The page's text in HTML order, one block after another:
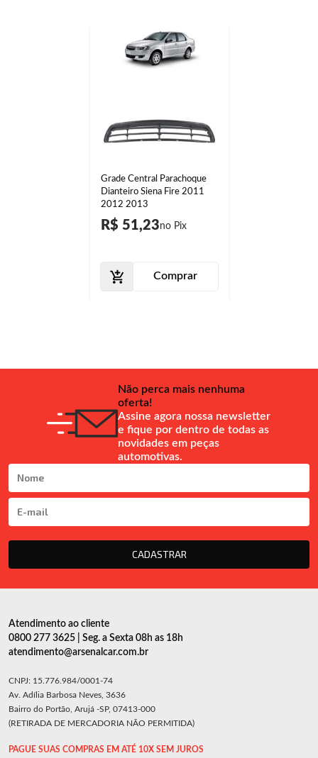
Grade Central Parachoque
Dianteiro Siena Fire 2011
2012 2013
R$ 51,23
Comprar
Não perca mais nenhuma
oferta!
Assine agora nossa newsletter
e fique por dentro de todas as
novidades em peças
automotivas.
CADASTRAR
Atendimento ao cliente
0800 277 3625 | Seg. a Sexta 08h as 18h
atendimento@arsenalcar.com.br
CNPJ: 15.776.984/0001-74
Av. Adília Barbosa Neves, 3636
Bairro do Portão, Arujá -SP, 07413-000
(RETIRADA DE MERCADORIA NÃO PERMITIDA)
PAGUE SUAS COMPRAS EM ATÉ 10X SEM JUROS